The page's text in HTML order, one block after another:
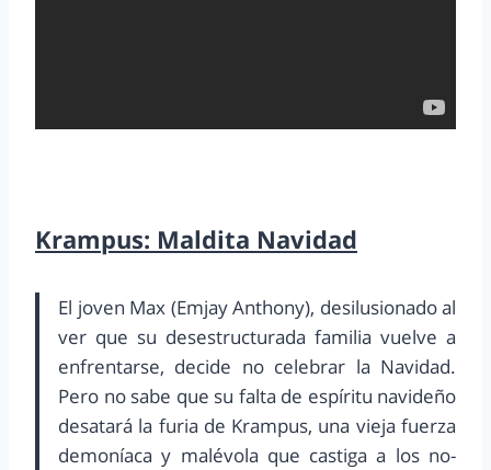
Krampus: Maldita Navidad
El joven Max (Emjay Anthony), desilusionado al
ver que su desestructurada familia vuelve a
enfrentarse, decide no celebrar la Navidad.
Pero no sabe que su falta de espíritu navideño
desatará la furia de Krampus, una vieja fuerza
demoníaca y malévola que castiga a los no-